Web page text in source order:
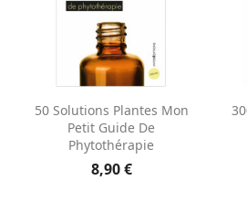
Aperçu rapide
50 Solutions Plantes Mon
Petit Guide De
Phytothérapie
8,90 €